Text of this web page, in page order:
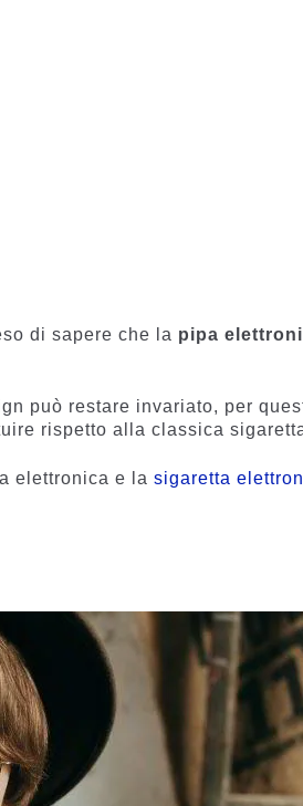
di sapere che la pipa
può restare invariato, per
rispetto alla classica
elettronica e lasigaretta